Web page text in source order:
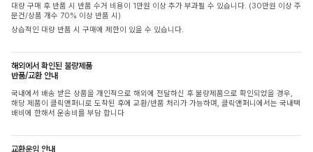
대량 구매 후 반품 시 반품 수거 비용이 1만원 이상 추가 부과될 수 있습니다. (30만원 이상 주
문건/상품 개수 70% 이상 반품 시)
상습적인 대량 반품 시 구매에 제한이 있을 수 있습니다.
해외에서 확인된 불량제품
반품/교환 안내
국내에서 배송 받은 상품을 개인적으로 해외에 전달하신 후 불량제품으로 확인되었을 경우,
해당 제품이 클릭앤퍼니로 도착된 후에 교환/반품 처리가 가능하며, 클릭앤퍼니에서는 국내택
배비에 한해서 운송비를 부담 합니다
교환운임 안내